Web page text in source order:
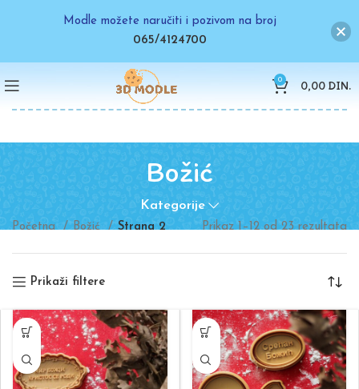
0 0,00 DIN.
Božić
Kategorije
Početna Božić Strana 2 Prikaz 1–12 od 23 rezultata
Prikaži filtere
Modle možete naručiti i pozivom na broj
065/4124700